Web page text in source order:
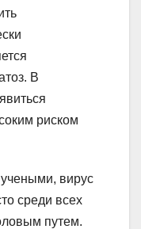
В
риском
вирус
среди всех
путем.